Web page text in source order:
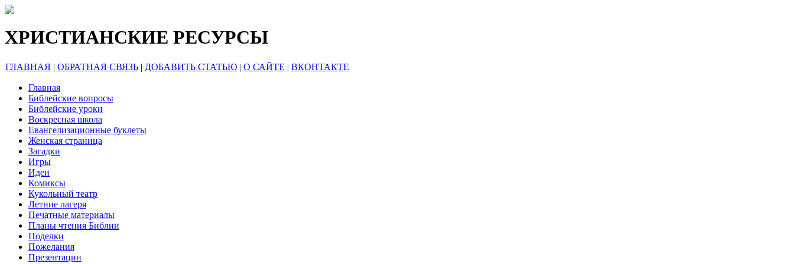
ХРИСТИАНСКИЕ РЕСУРСЫ
ГЛАВНАЯ | ОБРАТНАЯ СВЯЗЬ | ДОБАВИТЬ СТАТЬЮ | О САЙТЕ | ВКОНТАКТЕ
Главная
Библейские вопросы
Библейские уроки
Воскресная школа
Евангелизационные буклеты
Женская страница
Загадки
Игры
Идеи
Комиксы
Кукольный театр
Летние лагеря
Печатные материалы
Планы чтения Библии
Поделки
Пожелания
Презентации